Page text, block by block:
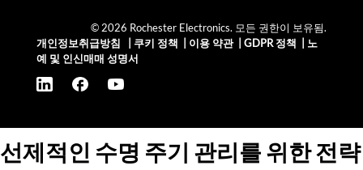
© 2026 Rochester Electronics. 모든 권한이 보유됨.
개인정보취급방침
쿠키 정책 이용 약관| GDPR 정책
노
예 및 인신매매 성명서
선제적인 수명 주기 관리를 위한 전략